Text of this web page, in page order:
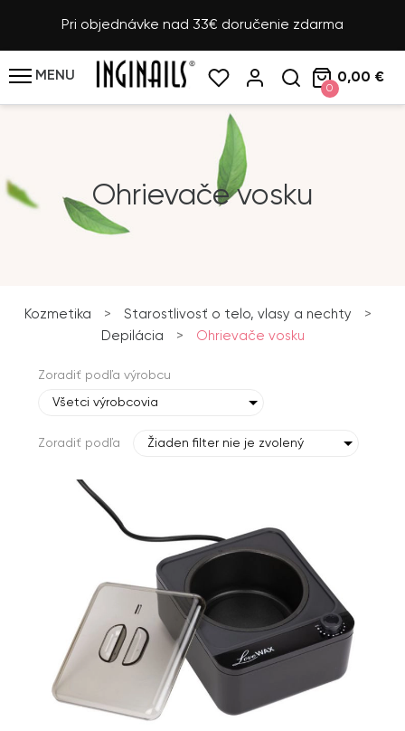
Pri objednávke nad 33€ doručenie zdarma
MENU
0
0,00 €
Ohrievače vosku
Kozmetika > Starostlivosť o telo, vlasy a nechty
>
Depilácia
> Ohrievače vosku
Zoradiť podľa výrobcu
Všetci výrobcovia
Zoradiť podľa Žiaden filter nie je zvolený